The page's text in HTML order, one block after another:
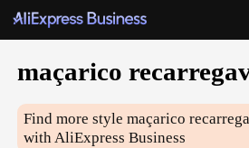
maçarico
Find more stylemaçarico
with AliExpress Business